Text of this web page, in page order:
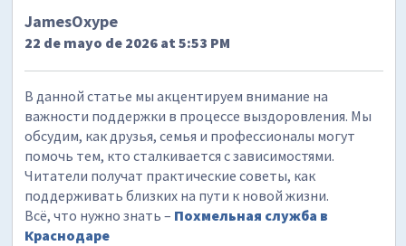
JamesOxype
22 de mayo de 2026 at 5:53 PM
В данной статье мы акцентируем внимание на
важности поддержки в процессе выздоровления. Мы
обсудим, как друзья, семья и профессионалы могут
помочь тем, кто сталкивается с зависимостями.
Читатели получат практические советы, как
поддерживать близких на пути к новой жизни.
Всё, что нужно знать – Похмельная служба в
Краснодаре